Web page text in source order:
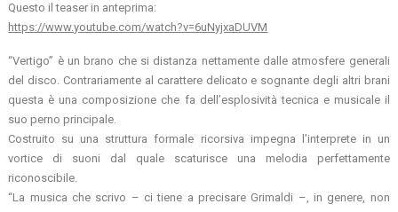
Questo il teaser in anteprima:
https://www.youtube.com/watch?v=6uNyjxaDUVM
“Vertigo” è un brano che si distanza nettamente dalle atmosfere generali
del disco. Contrariamente al carattere delicato e sognante degli altri brani
questa è una composizione che fa dell’esplosività tecnica e musicale il
suo perno principale.
Costruito su una struttura formale ricorsiva impegna l’interprete in un
vortice di suoni dal quale scaturisce una melodia perfettamente
riconoscibile.
“La musica che scrivo – ci tiene a precisare Grimaldi –, in genere, non